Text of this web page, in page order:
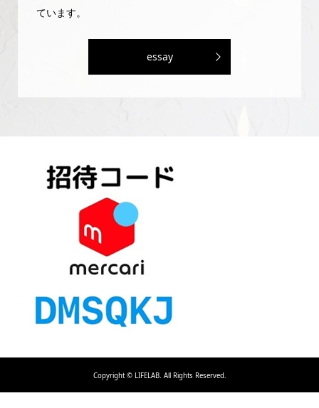
ています。
essay
Copyright ©LIFELAB. All Rights Reserved.